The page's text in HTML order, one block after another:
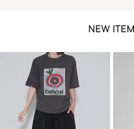
NEW ITEM